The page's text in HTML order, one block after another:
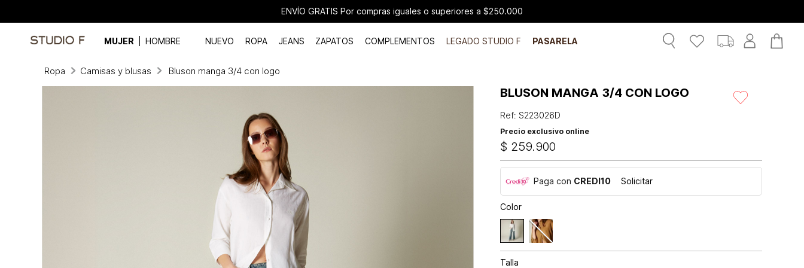
ENVÍO GRATIS Por compras iguales o superiores a $250.000
MUJER HOMBRE NUEVO ROPA JEANS ZAPATOS COMPLEMENTOS LEGADO STUDIO F PASARELA
Ropa Camisas y blusas Bluson manga 3/4 con logo
BLUSON MANGA 3/4 CON LOGO
Ref:S223026D
Precio exclusivo online
$ 259.900
Paga con CREDI10 Solicitar
Color
Talla